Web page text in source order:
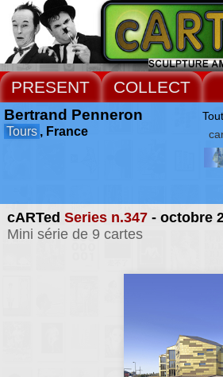
PRESENT COLLECT
cARTed Series n.347- octobre
Mini série de 9 cartes
Bertrand Penneron
Tours , France
Extras :